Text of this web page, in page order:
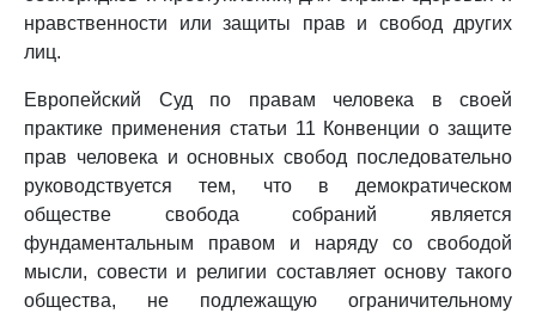
нравственности или защиты прав и свобод других
лиц.
Европейский Суд по правам человека в своей
практике применения статьи 11 Конвенции о защите
прав человека и основных свобод последовательно
руководствуется тем, что в демократическом
обществе свобода собраний является
фундаментальным правом и наряду со свободой
мысли, совести и религии составляет основу такого
общества, не подлежащую ограничительному